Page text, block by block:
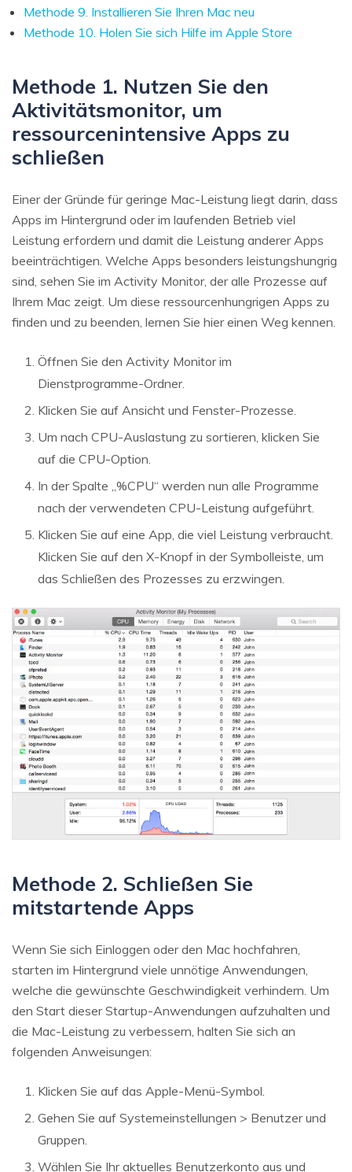
Methode 9. Installieren Sie Ihren Mac neu
Methode 10. Holen Sie sich Hilfe im Apple Store
Methode 1. Nutzen Sie den
Aktivitätsmonitor, um
ressourcenintensive Apps zu
schließen
Einer der Gründe für geringe Mac-Leistung liegt darin, dass
Apps im Hintergrund oder im laufenden Betrieb viel
Leistung erfordern und damit die Leistung anderer Apps
beeinträchtigen. Welche Apps besonders leistungshungrig
sind, sehen Sie im Activity Monitor, der alle Prozesse auf
Ihrem Mac zeigt. Um diese ressourcenhungrigen Apps zu
finden und zu beenden, lernen Sie hier einen Weg kennen.
Öffnen Sie den Activity Monitor im
Dienstprogramme-Ordner.
Klicken Sie auf Ansicht und Fenster-Prozesse.
Um nach CPU-Auslastung zu sortieren, klicken Sie
auf die CPU-Option.
In der Spalte „%CPU“ werden nun alle Programme
nach der verwendeten CPU-Leistung aufgeführt.
Klicken Sie auf eine App, die viel Leistung verbraucht.
Klicken Sie auf den X-Knopf in der Symbolleiste, um
das Schließen des Prozesses zu erzwingen.
Methode 2. Schließen Sie
mitstartende Apps
Wenn Sie sich Einloggen oder den Mac hochfahren,
starten im Hintergrund viele unnötige Anwendungen,
welche die gewünschte Geschwindigkeit verhindern. Um
den Start dieser Startup-Anwendungen aufzuhalten und
die Mac-Leistung zu verbessern, halten Sie sich an
folgenden Anweisungen:
Klicken Sie auf das Apple-Menü-Symbol.
Gehen Sie auf Systemeinstellungen > Benutzer und
Gruppen.
Wählen Sie Ihr aktuelles Benutzerkonto aus und